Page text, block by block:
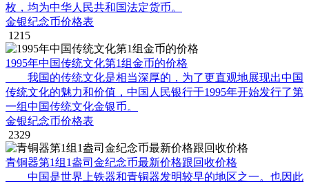
枚，均为中华人民共和国法定货币。
金银纪念币价格表
1215
1995年中国传统文化第1组金币的价格
我国的传统文化是相当深厚的，为了更直观地展现出中国
传统文化的魅力和价值，中国人民银行于1995年开始发行了第
一组中国传统文化金银币。
金银纪念币价格表
2329
青铜器第1组1盎司金纪念币最新价格跟回收价格
中国是世界上铁器和青铜器发明较早的地区之一。也因此